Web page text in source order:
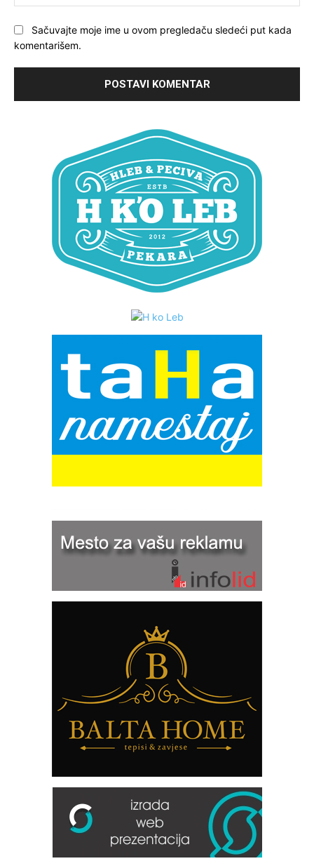
Sačuvajte moje ime u ovom pregledaču sledeći put kada
komentarišem.